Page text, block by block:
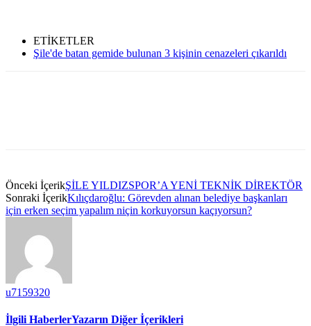
ETİKETLER
Şile'de batan gemide bulunan 3 kişinin cenazeleri çıkarıldı
Önceki İçerikŞİLE YILDIZSPOR’A YENİ TEKNİK DİREKTÖR
Sonraki İçerikKılıçdaroğlu: Görevden alınan belediye başkanları
için erken seçim yapalım niçin korkuyorsun kaçıyorsun?
u7159320
İlgili HaberlerYazarın Diğer İçerikleri